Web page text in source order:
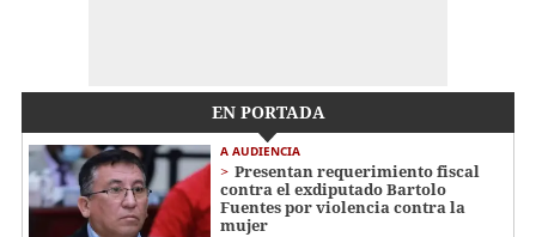
EN PORTADA
A AUDIENCIA
Presentan requerimiento fiscal
contra el exdiputado Bartolo
Fuentes por violencia contra la
mujer